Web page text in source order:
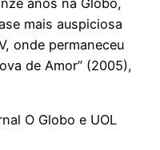
anos na Globo,
mais auspiciosa
onde permaneceu
de Amor” (2005),
O Globo e UOL